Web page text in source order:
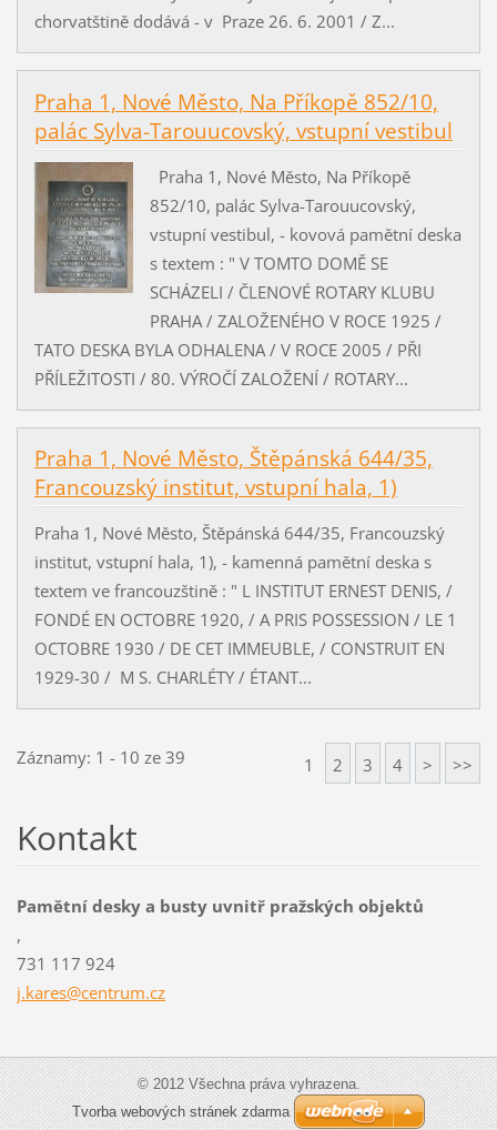
chorvatštině dodává - v Praze 26. 6. 2001 / Z...
Praha 1, Nové Město, Na Příkopě 852/10,
palác Sylva-Tarouucovský, vstupní vestibul
Praha 1, Nové Město, Na Příkopě
852/10, palác Sylva-Tarouucovský,
vstupní vestibul, - kovová pamětní deska
s textem : " V TOMTO DOMĚ SE
SCHÁZELI / ČLENOVÉ ROTARY KLUBU
PRAHA / ZALOŽENÉHO V ROCE 1925 /
TATO DESKA BYLA ODHALENA / V ROCE 2005 / PŘI
PŘÍLEŽITOSTI / 80. VÝROČÍ ZALOŽENÍ / ROTARY...
Praha 1, Nové Město, Štěpánská 644/35,
Francouzský institut, vstupní hala, 1)
Praha 1, Nové Město, Štěpánská 644/35, Francouzský
institut, vstupní hala, 1), - kamenná pamětní deska s
textem ve francouzštině : " L INSTITUT ERNEST DENIS, /
FONDÉ EN OCTOBRE 1920, / A PRIS POSSESSION / LE 1
OCTOBRE 1930 / DE CET IMMEUBLE, / CONSTRUIT EN
1929-30 / M S. CHARLÉTY / ÉTANT...
Záznamy: 1 - 10 ze 39 1 2 3 4 > >>
Kontakt
Pamětní desky a busty uvnitř pražských objektů
,
731 117 924
j.kares@centrum.cz
© 2012 Všechna práva vyhrazena.
Tvorba webových stránek zdarma